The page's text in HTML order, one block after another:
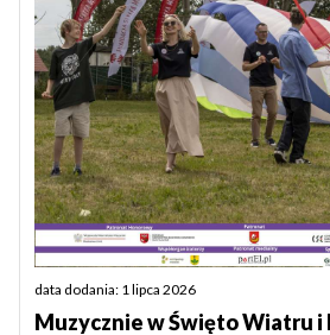
data dodania: 1 lipca 2026
Muzycznie w Święto Wiatru i